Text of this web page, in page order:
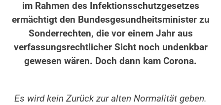
im Rahmen des Infektionsschutzgesetzes
ermächtigt den Bundesgesundheitsminister zu
Sonderrechten, die vor einem Jahr aus
verfassungsrechtlicher Sicht noch undenkbar
gewesen wären. Doch dann kam Corona.
Es wird kein Zurück zur alten Normalität geben.